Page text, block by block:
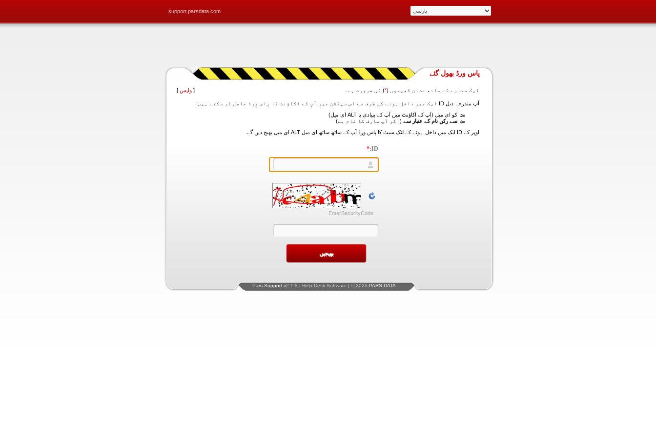
support.parsdata.com
پاس ورڈ بھول گئے
ایک ستارے کے ساتھ نشان کھیتوں (*) کی ضرورت ہے. [ واپس ]
آپ مندرجہ ذیل ID ایک میں داخل ہونے کی طرف سے اس سیکشن میں آپ کے اکاؤنٹ کا پاس ورڈ حاصل کر سکتے ہیں:
کو ای میل (آپ کے اکاؤنٹ میں آپ کے بنیادی یا ALT ای میل)
سے رکن نام کے عتبار سے (اگر آپ صارف کا نام ہے)
اوپر کے ID ایک میں داخل ہونے کے لنک سیٹ کا پاس ورڈ آپ کے ساتھ ساتھ ای میل ALT ای میل بھیج دیں گے.
ID:
*
EnterSecurityCode
Pars Support v2.1.8 | Help Desk Software | © 2026 PARS DATA